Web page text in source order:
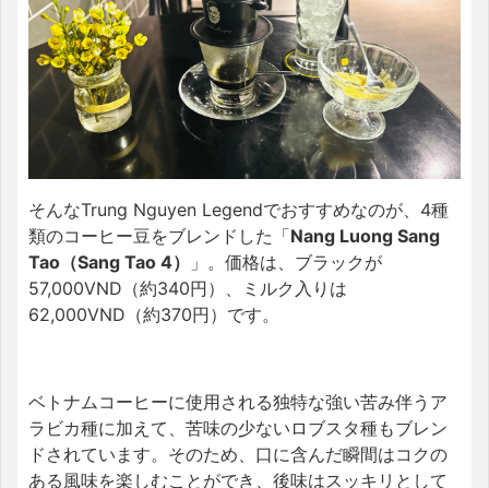
そんなTrung Nguyen Legendでおすすめなのが、4種
類のコーヒー豆をブレンドした「Nang Luong Sang
Tao（Sang Tao 4）
」。価格は、ブラックが
57,000VND（約340円）、ミルク入りは
62,000VND（約370円）です。
ベトナムコーヒーに使用される独特な強い苦み伴うア
ラビカ種に加えて、苦味の少ないロブスタ種もブレン
ドされています。そのため、口に含んだ瞬間はコクの
ある風味を楽しむことができ、後味はスッキリとして